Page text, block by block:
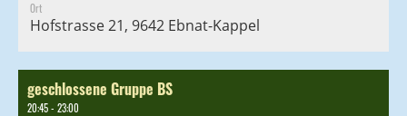
Ort
Hofstrasse 21, 9642 Ebnat-Kappel
geschlossene Gruppe BS
20:45 - 23:00